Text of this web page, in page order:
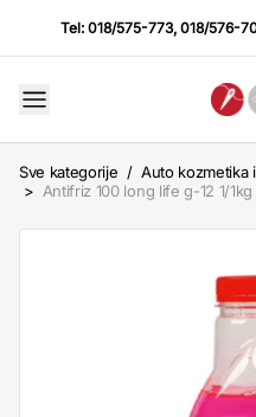
Tel:018/575-773,018/576-
Sve kategorije / Auto kozmetika
> Antifriz 100 long life g-12 1/1kg